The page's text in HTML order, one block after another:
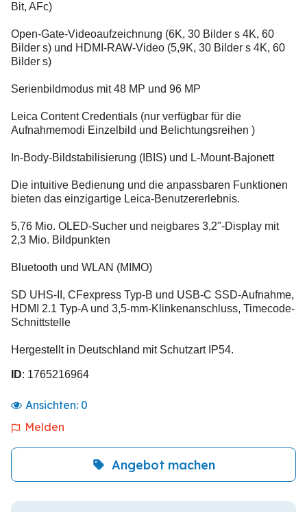
Bit, AFc)
Open-Gate-Videoaufzeichnung (6K, 30 Bilder s 4K, 60
Bilder s) und HDMI-RAW-Video (5,9K, 30 Bilder s 4K, 60
Bilder s)
Serienbildmodus mit 48 MP und 96 MP
Leica Content Credentials (nur verfügbar für die
Aufnahmemodi Einzelbild und Belichtungsreihen )
In-Body-Bildstabilisierung (IBIS) und L-Mount-Bajonett
Die intuitive Bedienung und die anpassbaren Funktionen
bieten das einzigartige Leica-Benutzererlebnis.
5,76 Mio. OLED-Sucher und neigbares 3,2"-Display mit
2,3 Mio. Bildpunkten
Bluetooth und WLAN (MIMO)
SD UHS-II, CFexpress Typ-B und USB-C SSD-Aufnahme,
HDMI 2.1 Typ-A und 3,5-mm-Klinkenanschluss, Timecode-
Schnittstelle
Hergestellt in Deutschland mit Schutzart IP54.
ID: 1765216964
Ansichten: 0
Melden
Angebot machen